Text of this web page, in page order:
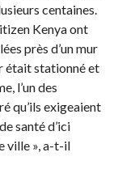
centaines.
Kenya ont
près d’un mur
était stationné et
l’un des
qu’ils exigeaient
santé d’ici
ville », a-t-il